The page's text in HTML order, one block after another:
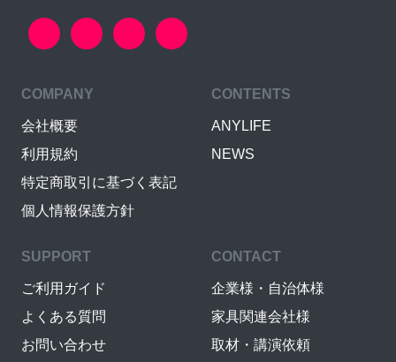
COMPANY
会社概要
利用規約
特定商取引に基づく表記
個人情報保護方針
CONTENTS
ANYLIFE
NEWS
SUPPORT
ご利用ガイド
よくある質問
お問い合わせ
CONTACT
企業様・自治体様
家具関連会社様
取材・講演依頼